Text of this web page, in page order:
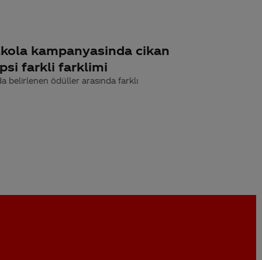
kampanyasinda cikan
farkli farklimi
belirlenen ödüller arasında farklı